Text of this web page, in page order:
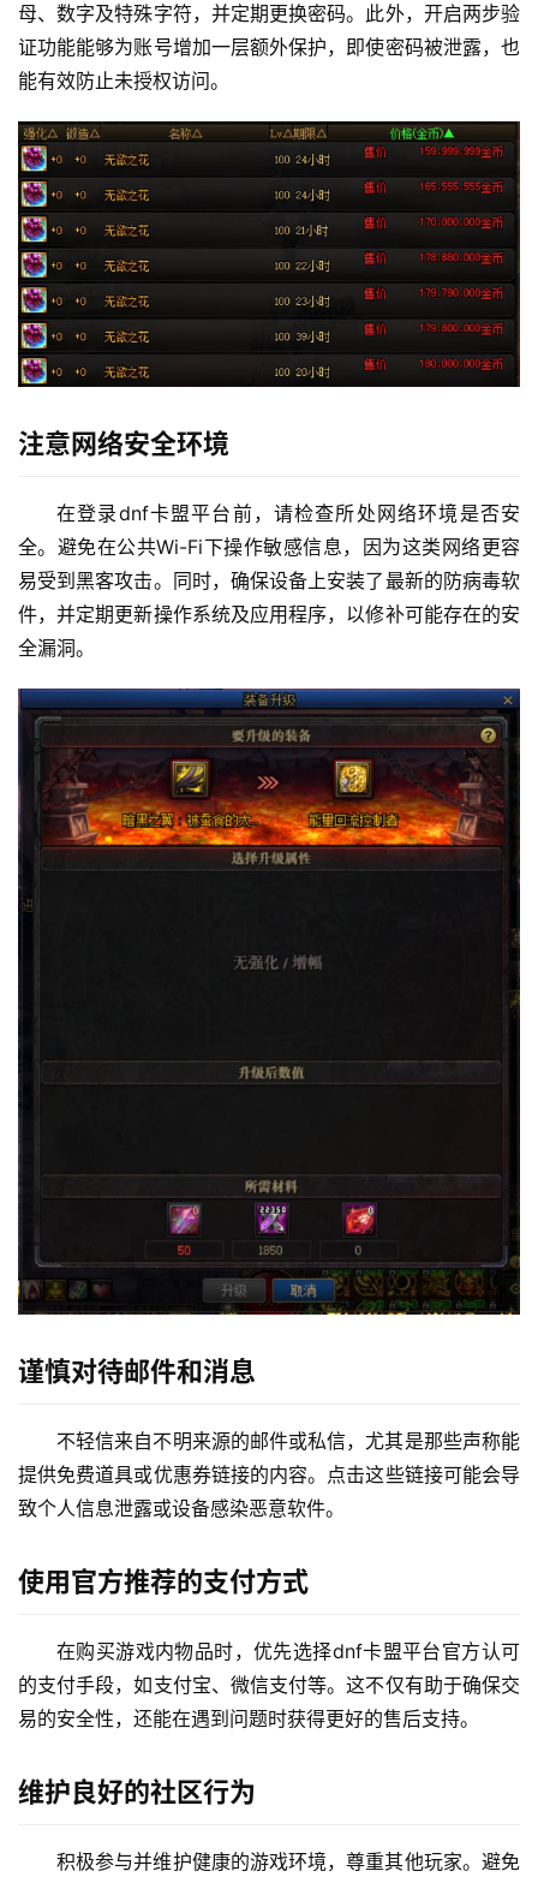
母、数字及特殊字符，并定期更换密码。此外，开启两步验
证功能能够为账号增加一层额外保护，即使密码被泄露，也
能有效防止未授权访问。
注意网络安全环境
在登录dnf卡盟平台前，请检查所处网络环境是否安
全。避免在公共Wi-Fi下操作敏感信息，因为这类网络更容
易受到黑客攻击。同时，确保设备上安装了最新的防病毒软
件，并定期更新操作系统及应用程序，以修补可能存在的安
全漏洞。
谨慎对待邮件和消息
不轻信来自不明来源的邮件或私信，尤其是那些声称能
提供免费道具或优惠券链接的内容。点击这些链接可能会导
致个人信息泄露或设备感染恶意软件。
使用官方推荐的支付方式
在购买游戏内物品时，优先选择dnf卡盟平台官方认可
的支付手段，如支付宝、微信支付等。这不仅有助于确保交
易的安全性，还能在遇到问题时获得更好的售后支持。
维护良好的社区行为
积极参与并维护健康的游戏环境，尊重其他玩家。避免